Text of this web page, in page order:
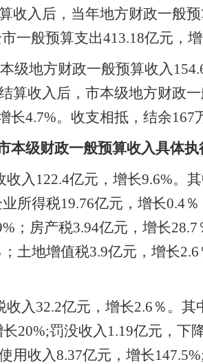
收入 后 ，当年地方财政一般
一般预算支出413.18亿元，
级地方财政一般预算收入
算收入后，市本级地方财政
长4.7%。收支相抵，结余167
本级财政一般预算收入具体
收入 122.4亿元，增长9.6%。
业所得税19.76亿元，增长0.4
；房产税3.94亿元，增长28.7
；土地增值税3.9亿元，增长2.6
收入 32.2亿元，增长2.6 ％。其
20%;罚没收入 1.19亿元，下
用收入8.37亿元，增长